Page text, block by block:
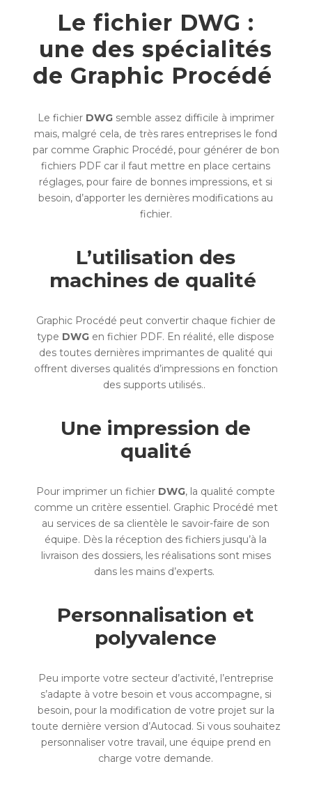
Le fichier DWG :
une des spécialités
de Graphic Procédé
Le fichier DWG semble assez difficile à imprimer
mais, malgré cela, de très rares entreprises le fond
par comme Graphic Procédé, pour générer de bon
fichiers PDF car il faut mettre en place certains
réglages, pour faire de bonnes impressions, et si
besoin, d’apporter les dernières modifications au
fichier.
L’utilisation des
machines de qualité
Graphic Procédé peut convertir chaque fichier de
type DWG en fichier PDF. En réalité, elle dispose
des toutes dernières imprimantes de qualité qui
offrent diverses qualités d’impressions en fonction
des supports utilisés..
Une impression de
qualité
Pour imprimer un fichier DWG, la qualité compte
comme un critère essentiel. Graphic Procédé met
au services de sa clientèle le savoir-faire de son
équipe. Dès la réception des fichiers jusqu’à la
livraison des dossiers, les réalisations sont mises
dans les mains d’experts.
Personnalisation et
polyvalence
Peu importe votre secteur d’activité, l’entreprise
s’adapte à votre besoin et vous accompagne, si
besoin, pour la modification de votre projet sur la
toute dernière version d’Autocad. Si vous souhaitez
personnaliser votre travail, une équipe prend en
charge votre demande.